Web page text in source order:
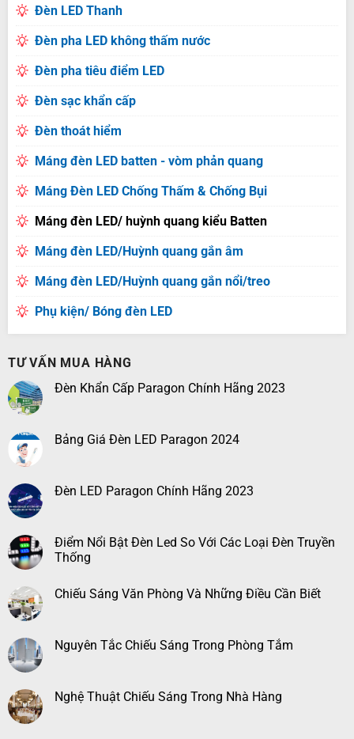
Đèn LED Thanh
Đèn pha LED không thấm nước
Đèn pha tiêu điểm LED
Đèn sạc khẩn cấp
Đèn thoát hiểm
Máng đèn LED batten - vòm phản quang
Máng Đèn LED Chống Thấm & Chống Bụi
Máng đèn LED/ huỳnh quang kiểu Batten
Máng đèn LED/Huỳnh quang gắn âm
Máng đèn LED/Huỳnh quang gắn nổi/treo
Phụ kiện/ Bóng đèn LED
TƯ VẤN MUA HÀNG
Đèn Khẩn Cấp Paragon Chính Hãng 2023
Bảng Giá Đèn LED Paragon 2024
Đèn LED Paragon Chính Hãng 2023
Điểm Nổi Bật Đèn Led So Với Các Loại Đèn Truyền
Thống
Chiếu Sáng Văn Phòng Và Những Điều Cần Biết
Nguyên Tắc Chiếu Sáng Trong Phòng Tắm
Nghệ Thuật Chiếu Sáng Trong Nhà Hàng